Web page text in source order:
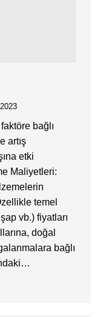
bağlı
artış
etki
Maliyetleri:
temel
vb.) fiyatları
doğal
bağlı